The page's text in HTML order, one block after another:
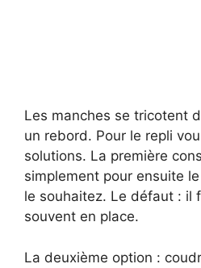
Les manches se tricotent
un rebord. Pour le repli
solutions. La première
simplement pour ensuite
le souhaitez. Le défaut : il
souvent en place.
La deuxième option :